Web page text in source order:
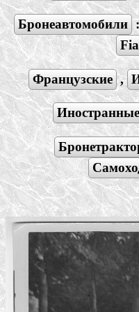
Бронеавтомобили
Французcкие ,